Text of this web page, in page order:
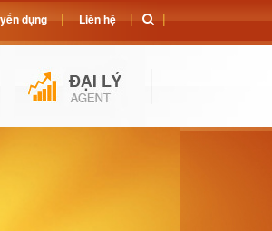
dụng Liên hệ